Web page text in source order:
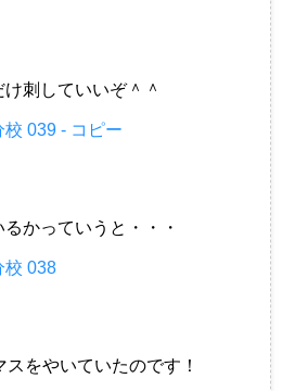
刺していいぞ＾＾
かっていうと・・・
をやいていたのです！